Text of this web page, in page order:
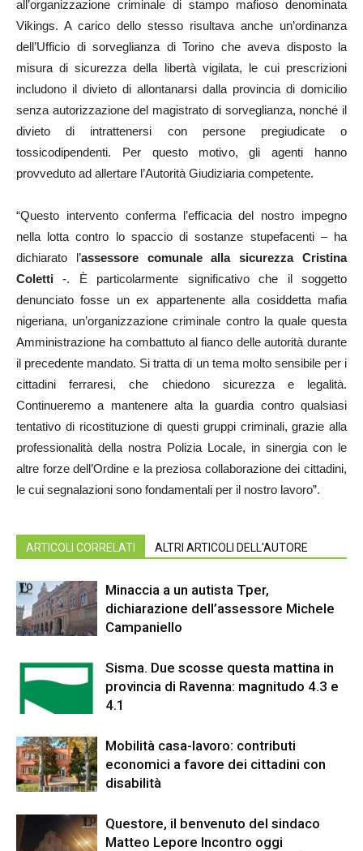
all’organizzazione criminale di stampo mafioso denominata
Vikings. A carico dello stesso risultava anche un’ordinanza
dell’Ufficio di sorveglianza di Torino che aveva disposto la
misura di sicurezza della libertà vigilata, le cui prescrizioni
includono il divieto di allontanarsi dalla provincia di domicilio
senza autorizzazione del magistrato di sorveglianza, nonché il
divieto di intrattenersi con persone pregiudicate o
tossicodipendenti. Per questo motivo, gli agenti hanno
provveduto ad allertare l’Autorità Giudiziaria competente.
“Questo intervento conferma l’efficacia del nostro impegno
nella lotta contro lo spaccio di sostanze stupefacenti – ha
dichiarato l’assessore comunale alla sicurezza Cristina
Coletti -. È particolarmente significativo che il soggetto
denunciato fosse un ex appartenente alla cosiddetta mafia
nigeriana, un’organizzazione criminale contro la quale questa
Amministrazione ha combattuto al fianco delle autorità durante
il precedente mandato. Si tratta di un tema molto sensibile per i
cittadini ferraresi, che chiedono sicurezza e legalità.
Continueremo a mantenere alta la guardia contro qualsiasi
tentativo di ricostituzione di questi gruppi criminali, grazie alla
professionalità della nostra Polizia Locale, in sinergia con le
altre forze dell’Ordine e la preziosa collaborazione dei cittadini,
le cui segnalazioni sono fondamentali per il nostro lavoro”.
ARTICOLI CORRELATI ALTRI ARTICOLI DELL'AUTORE
Minaccia a un autista Tper,
dichiarazione dell’assessore Michele
Campaniello
Sisma. Due scosse questa mattina in
provincia di Ravenna: magnitudo 4.3 e
4.1
Mobilità casa-lavoro: contributi
economici a favore dei cittadini con
disabilità
Questore, il benvenuto del sindaco
Matteo Lepore Incontro oggi